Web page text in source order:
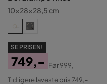
10x28x28,5 cm
SE PRISEN!
Pris
749,-
Original
Før999,-
Tidligere laveste pris 749,-